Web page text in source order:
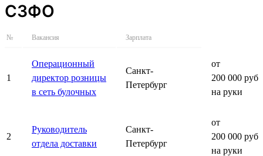
СЗФО
№ Вакансия Зарплата
1
Операционный
директор розницы
в сеть булочных
Санкт-
Петербург
от
200 000 руб.
на руки
2
Руководитель
отдела доставки
Санкт-
Петербург
от
200 000 руб.
на руки